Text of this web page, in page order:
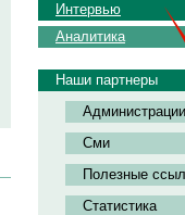
Интервью
Аналитика
Наши партнеры
Администрации
Сми
Полезные
Статистика